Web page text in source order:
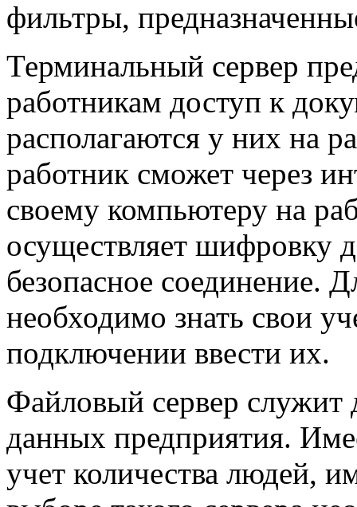
фильтры,
Терминальный сервер
работникам доступ к
располагаются у них на
работник сможет через
своему компьютеру на
осуществляет шифровку
безопасное соединение.
необходимо знать свои
подключении ввести их.
Файловый сервер служит
данных предприятия.
учет количества людей,